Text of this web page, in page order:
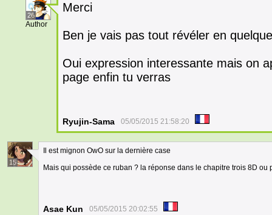
26
Author
Merci
Ben je vais pas tout révéler en
Oui expression interessante mais on
page enfin tu verras
Ryujin-Sama 05/05/2015 21:58:20
15
Il est mignon OwO sur la dernière case
Mais qui possède ce ruban ? la réponse dans le chapitre trois 8D ou
Asae Kun 05/05/2015 20:02:55